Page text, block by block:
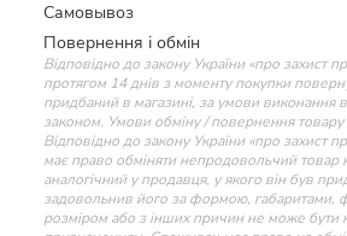
Самовывоз
Повернення і обмін
Відповідно до закону України «про захист
протягом 14 днів з моменту покупки
придбаний в магазині, за умови виконання
законом. Умови обміну / повернення товару
Відповідно до закону України «про захист
має право обміняти непродовольчий товар
аналогічний у продавця, у якого він був
задовольнив його за формою, габаритами,
розміром або з інших причин не може бути